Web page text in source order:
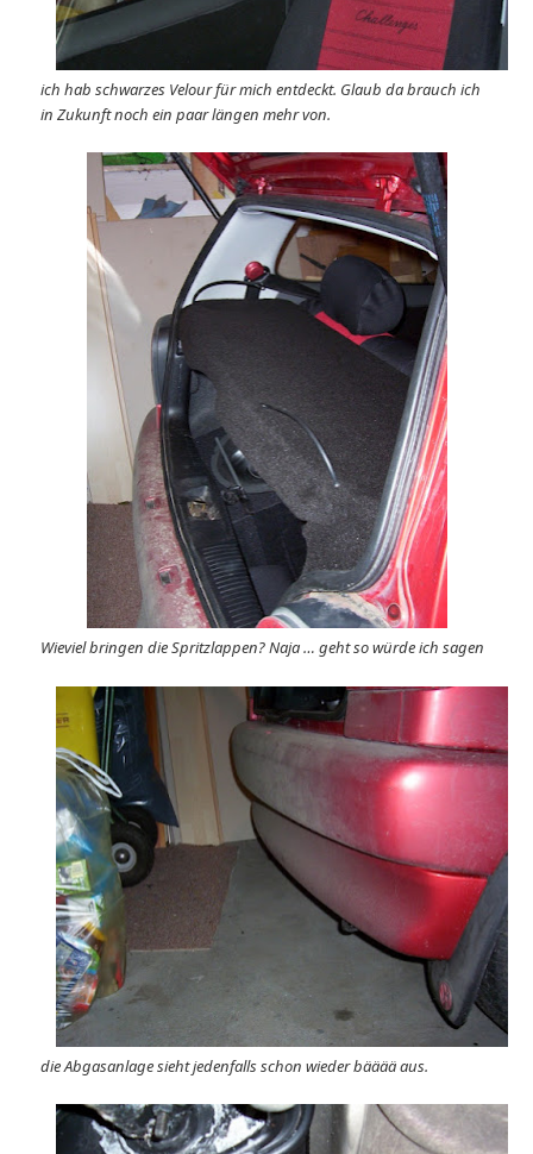
ich hab schwarzes Velour für mich entdeckt. Glaub da brauch ich
in Zukunft noch ein paar längen mehr von.
Wieviel bringen die Spritzlappen? Naja … geht so würde ich sagen
die Abgasanlage sieht jedenfalls schon wieder bääää aus.